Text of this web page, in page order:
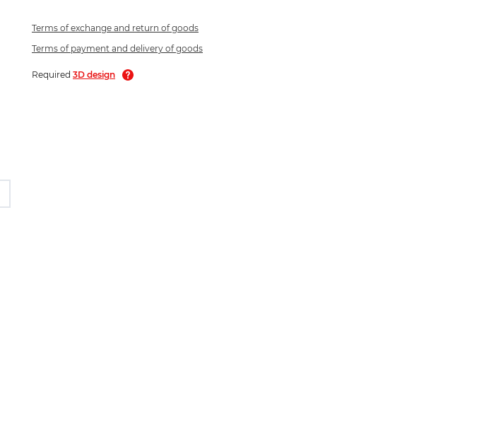
Terms of exchange and return of goods
Terms of payment and delivery of goods
Required 3D design